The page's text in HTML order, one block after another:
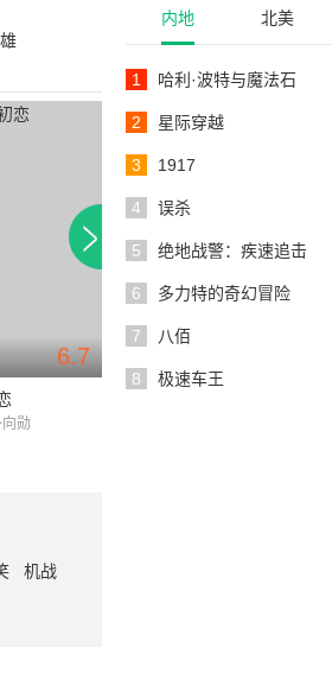
内地 北美
1 哈利·波特与魔法石
2 星际穿越
3 1917
4 误杀
5 绝地战警：疾速追击
6 多力特的奇幻冒险
7 八佰
8 极速车王
6.7
勋
机战